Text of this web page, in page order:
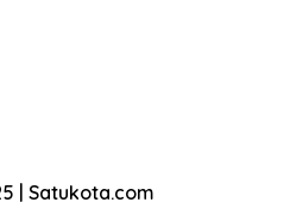
| Satukota.com